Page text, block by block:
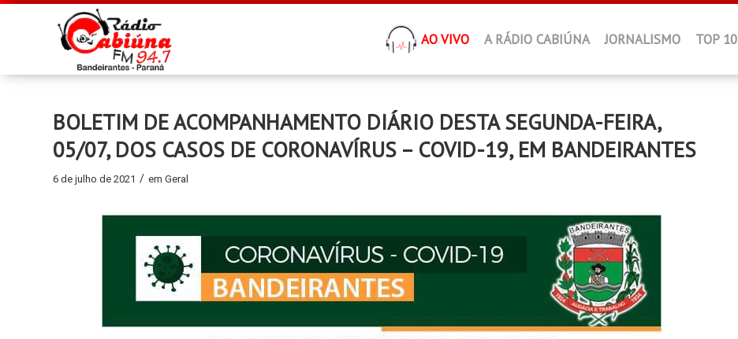
AO VIVO A RÁDIO CABIÚNA JORNALISMO TOP 10
BOLETIM DE ACOMPANHAMENTO DIÁRIO DESTA SEGUNDA-FEIRA,
05/07, DOS CASOS DE CORONAVÍRUS – COVID-19, EM BANDEIRANTES
6 de julho de 2021 / em Geral